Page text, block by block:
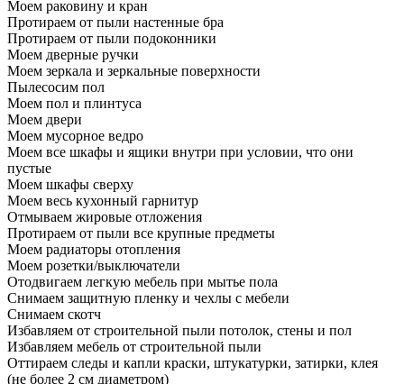
Моем раковину и кран
Протираем от пыли настенные бра
Протираем от пыли подоконники
Моем дверные ручки
Моем зеркала и зеркальные поверхности
Пылесосим пол
Моем пол и плинтуса
Моем двери
Моем мусорное ведро
Моем все шкафы и ящики внутри при условии, что они
пустые
Моем шкафы сверху
Моем весь кухонный гарнитур
Отмываем жировые отложения
Протираем от пыли все крупные предметы
Моем радиаторы отопления
Моем розетки/выключатели
Отодвигаем легкую мебель при мытье пола
Снимаем защитную пленку и чехлы с мебели
Снимаем скотч
Избавляем от строительной пыли потолок, стены и пол
Избавляем мебель от строительной пыли
Оттираем следы и капли краски, штукатурки, затирки, клея
(не более 2 см диаметром)